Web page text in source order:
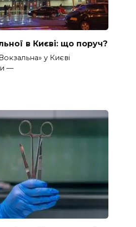
в Києві: що поруч?
у Києві
—